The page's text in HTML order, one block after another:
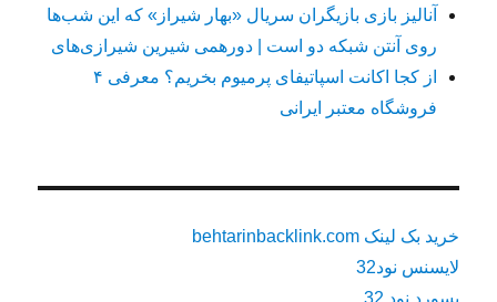
آنالیز بازی بازیگران سریال «بهار شیراز» که این شب‌ها
روی آنتن شبکه دو است | دورهمی شیرین شیرازی‌های
از کجا اکانت اسپاتیفای پرمیوم بخریم؟ معرفی ۴
فروشگاه معتبر ایرانی
خرید بک لینک behtarinbacklink.com
لایسنس نود32